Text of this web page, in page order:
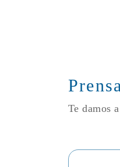
Prensa
Te damos